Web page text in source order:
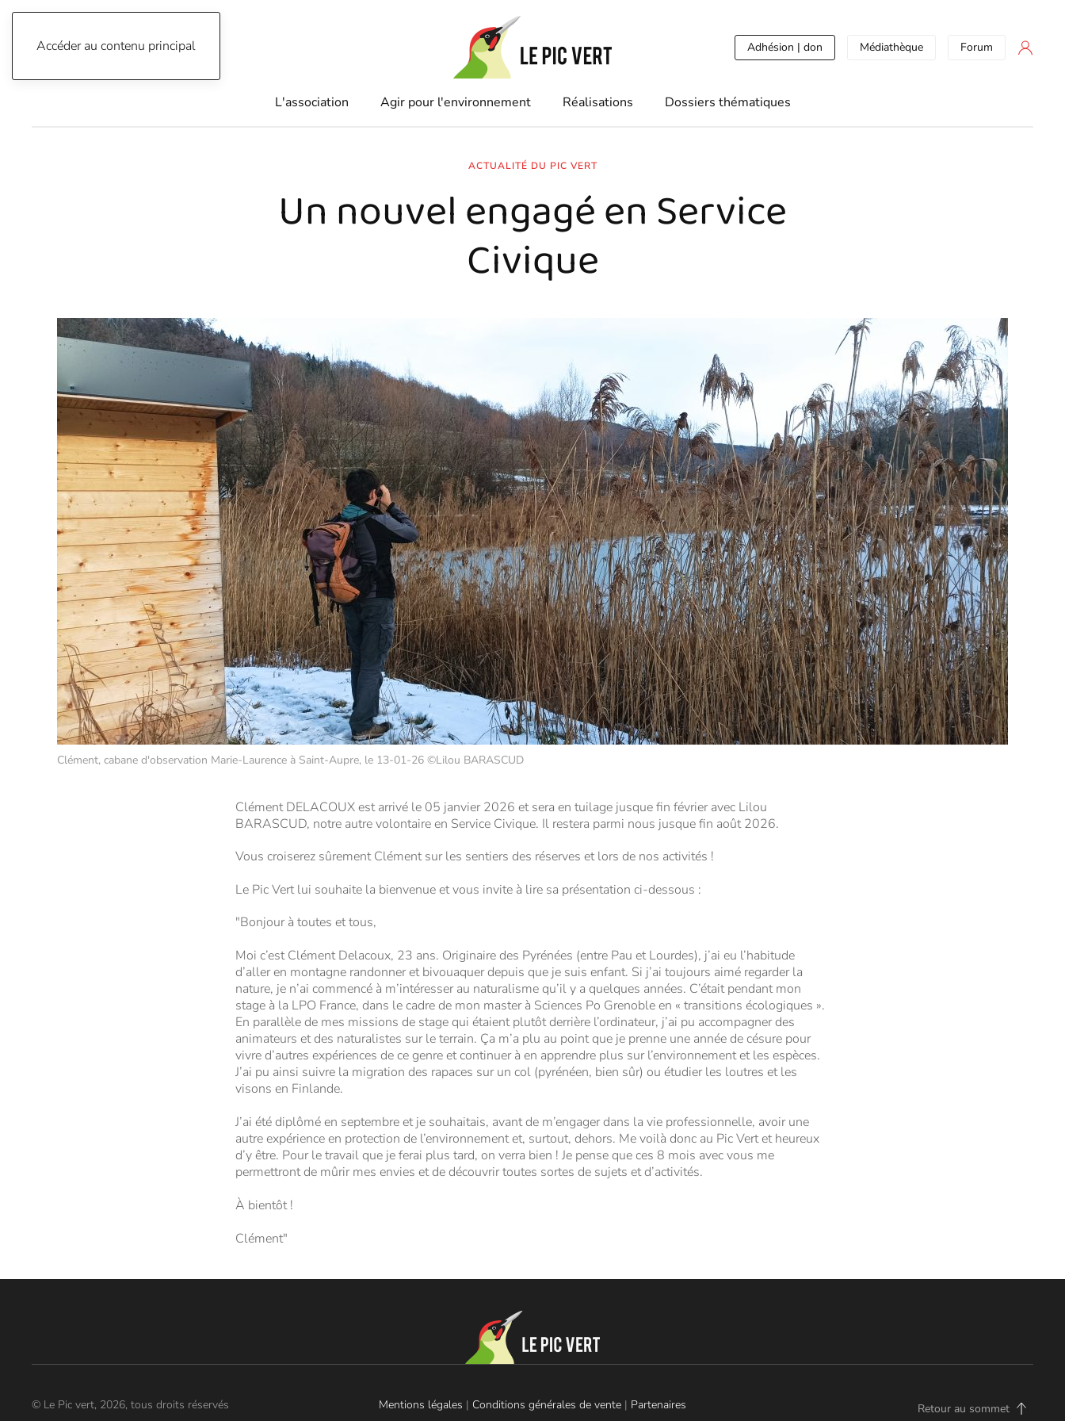
Accéder au contenu principal
04 76 91 34 33 Adhésion | don Médiathèque Forum
L'association Agir pour l'environnement Réalisations Dossiers thématiques
ACTUALITÉ DU PIC VERT
Un nouvel engagé en Service
Civique
Clément, cabane d'observation Marie-Laurence à Saint-Aupre, le 13-01-26 ©Lilou BARASCUD
Clément DELACOUX est arrivé le 05 janvier 2026 et sera en tuilage jusque fin février avec Lilou
BARASCUD, notre autre volontaire en Service Civique. Il restera parmi nous jusque fin août 2026.
Vous croiserez sûrement Clément sur les sentiers des réserves et lors de nos activités !
Le Pic Vert lui souhaite la bienvenue et vous invite à lire sa présentation ci-dessous :
"Bonjour à toutes et tous,
Moi c’est Clément Delacoux, 23 ans. Originaire des Pyrénées (entre Pau et Lourdes), j’ai eu l’habitude
d’aller en montagne randonner et bivouaquer depuis que je suis enfant. Si j’ai toujours aimé regarder la
nature, je n’ai commencé à m’intéresser au naturalisme qu’il y a quelques années. C’était pendant mon
stage à la LPO France, dans le cadre de mon master à Sciences Po Grenoble en « transitions écologiques ».
En parallèle de mes missions de stage qui étaient plutôt derrière l’ordinateur, j’ai pu accompagner des
animateurs et des naturalistes sur le terrain. Ça m’a plu au point que je prenne une année de césure pour
vivre d’autres expériences de ce genre et continuer à en apprendre plus sur l’environnement et les espèces.
J’ai pu ainsi suivre la migration des rapaces sur un col (pyrénéen, bien sûr) ou étudier les loutres et les
visons en Finlande.
J’ai été diplômé en septembre et je souhaitais, avant de m’engager dans la vie professionnelle, avoir une
autre expérience en protection de l’environnement et, surtout, dehors. Me voilà donc au Pic Vert et heureux
d’y être. Pour le travail que je ferai plus tard, on verra bien ! Je pense que ces 8 mois avec vous me
permettront de mûrir mes envies et de découvrir toutes sortes de sujets et d’activités.
À bientôt !
Clément"
© Le Pic vert, 2026, tous droits réservés Mentions légales | Conditions générales de vente| Partenaires Retour au sommet